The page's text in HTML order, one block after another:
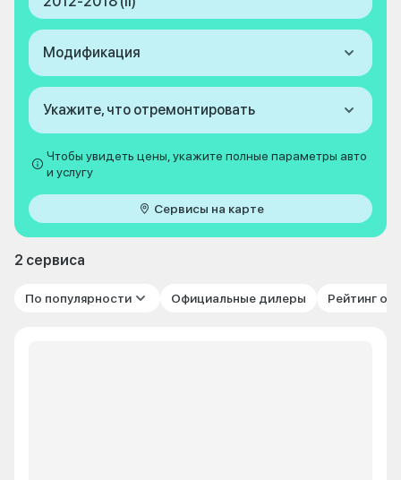
Модификация
Укажите, что отремонтировать
Чтобы увидеть цены, укажите полные параметры авто
и услугу
Сервисы на карте
2 сервиса
По популярности Официальные дилеры Рейтинг